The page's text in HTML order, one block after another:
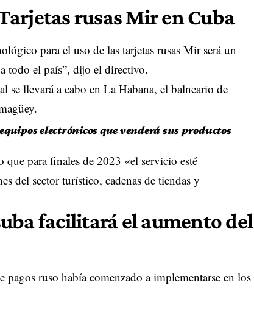
rusas Mir en Cuba
para el uso de las tarjetas rusas Mir será un
todo el país”, dijo el directivo.
se llevará a cabo en La Habana, el balneario de
electrónicos que venderá sus productos
que para finales de 2023 «el servicio esté
del sector turístico, cadenas de tiendas y
facilitará el aumento del
ruso había comenzado a implementarse en los